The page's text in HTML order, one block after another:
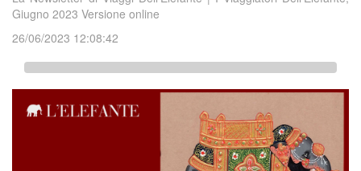
Giugno 2023 Versione online
26/06/2023 12:08:42